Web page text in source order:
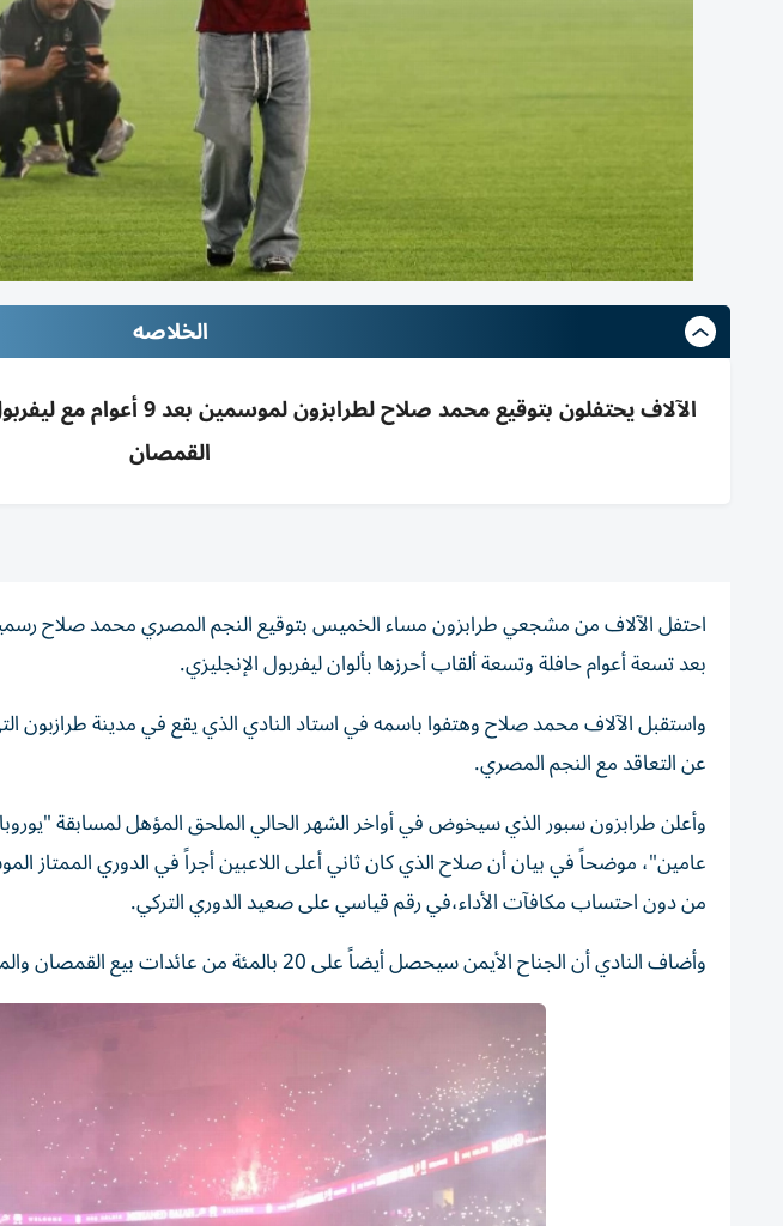
الخلاصه
القمصان
احتفل الآلاف من مشجعي طرابزون مساء الخميس بتوقيع النجم المصري محمد صلاح رسمياً
بعد تسعة أعوام حافلة وتسعة ألقاب أحرزها بألوان ليفربول الإنجليزي.
واستقبل الآلاف محمد صلاح وهتفوا باسمه في استاد النادي الذي يقع في مدينة طرازبون
عن التعاقد مع النجم المصري.
من دون احتساب مكافآت الأداء،في رقم قياسي على صعيد الدوري التركي.
وأضاف النادي أن الجناح الأيمن سيحصل أيضاً على 20 بالمئة من عائدات بيع القمصان والمنتجات الترويجية التي تحمل اسمه.